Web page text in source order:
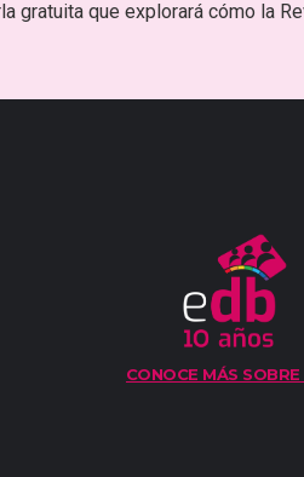
gratuita que explorará cómo la
CONOCE MÁS SOBRE